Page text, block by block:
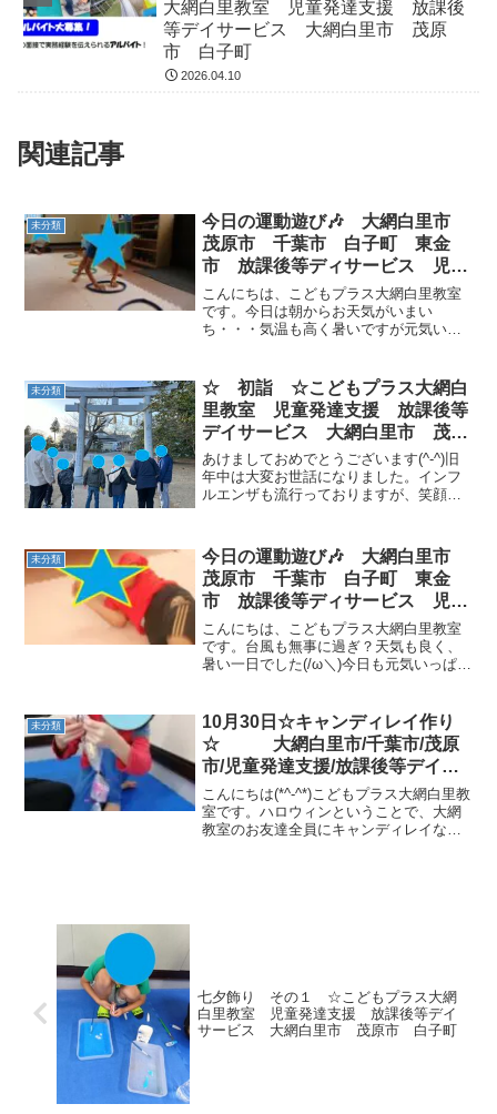
大網白里教室 児童発達支援 放課後
等デイサービス 大網白里市 茂原
市 白子町
2026.04.10
関連記事
未分類
今日の運動遊び🎶 大網白里市
茂原市 千葉市 白子町 東金
市 放課後等ディサービス 児童
発達支援
こんにちは、こどもプラス大網白里教室
です。今日は朝からお天気がいまい
ち・・・気温も高く暑いですが元気いっ
のフープ渡り！ おっと(*_*;挨拶が先でし
た(/ω＼...
未分類
☆ 初詣 ☆こどもプラス大網白
里教室 児童発達支援 放課後等
デイサービス 大網白里市 茂原
市 白子町
あけましておめでとうございます(^-^)旧
年中は大変お世話になりました。インフ
ルエンザも流行っておりますが、笑顔で
ち！みんなで初詣に出かけました。(^o^)
／「勉強ができ...
未分類
今日の運動遊び🎶 大網白里市
茂原市 千葉市 白子町 東金
市 放課後等ディサービス 児童
発達支援
こんにちは、こどもプラス大網白里教室
です。台風も無事に過ぎ？天気も良く、
暑い一日でした(/ω＼)今日も元気いっぱい
て、焼き芋ゴロゴロしました(^o^)／ヒモ
渡り～...
未分類
10月30日☆キャンディレイ作り
☆ 大網白里市/千葉市/茂原
市/児童発達支援/放課後等デイサ
ービス/運動療育/教室見学・体験
こんにちは(*^-^*)こどもプラス大網白里教
室です。ハロウィンということで、大網
教室のお友達全員にキャンディレイなら
七夕飾り その１ ☆こどもプラス大網
白里教室 児童発達支援 放課後等デイ
サービス 大網白里市 茂原市 白子町